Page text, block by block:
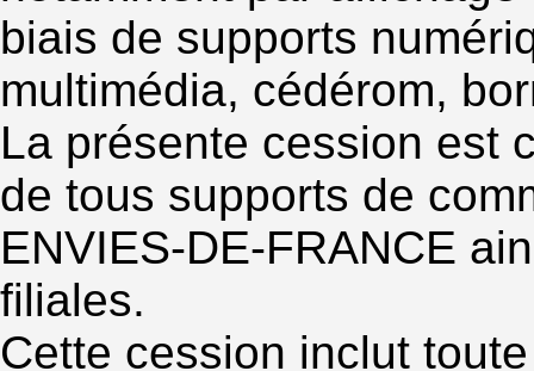
biais de supports
multimédia, cédérom,
La présente cession est
de tous supports de
ENVIES-DE-FRANCE
filiales.
Cette cession inclut